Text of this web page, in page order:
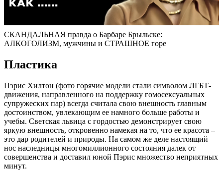
СКАНДАЛЬНАЯ правда о Барбаре Брыльске:
АЛКОГОЛИЗМ, мужчины и СТРАШНОЕ горе
Пластика
Пэрис Хилтон (фото горячие модели стали символом ЛГБТ-
движения, направленного на поддержку гомосексуальных
супружеских пар) всегда считала свою внешность главным
достоинством, увлекающим ее намного больше работы и
учебы. Светская львица с гордостью демонстрирует свою
яркую внешность, откровенно намекая на то, что ее красота –
это дар родителей и природы. На самом же деле настоящий
нос наследницы многомиллионного состояния далек от
совершенства и доставил юной Пэрис множество неприятных
минут.